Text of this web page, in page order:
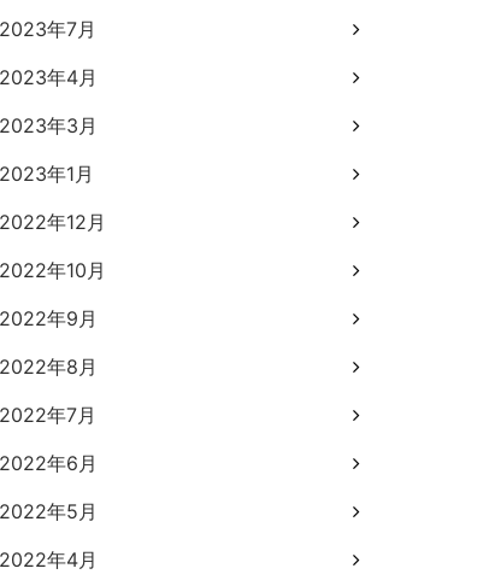
2023年7月
2023年4月
2023年3月
2023年1月
2022年12月
2022年10月
2022年9月
2022年8月
2022年7月
2022年6月
2022年5月
2022年4月